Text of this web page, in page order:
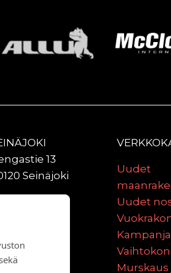
13
Seinäjoki
Uudet
Uudet